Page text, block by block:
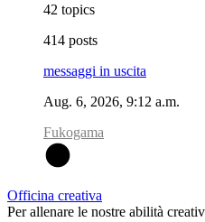
42 topics
414 posts
messaggi in uscita
Aug. 6, 2026, 9:12 a.m.
Fukogama
Officina creativa
Per allenare le nostre abilità